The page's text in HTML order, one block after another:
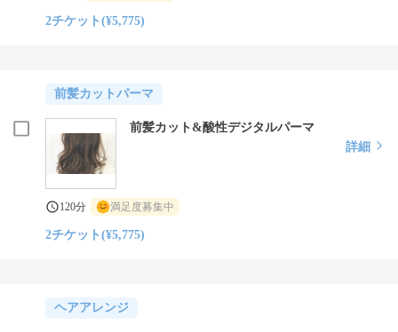
2チケット(¥5,775)
前髪カットパーマ
前髪カット&酸性デジタルパーマ
詳細
120分 満足度募集中
2チケット(¥5,775)
ヘアアレンジ